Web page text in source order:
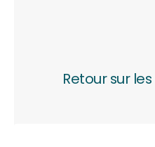
Retour sur les